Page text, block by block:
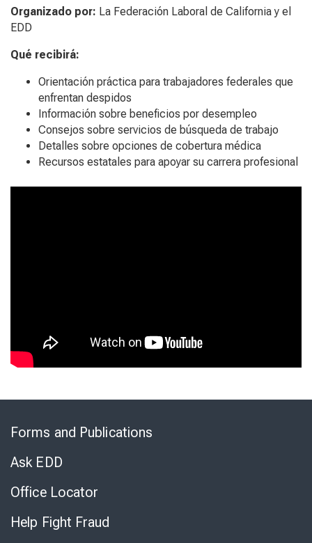
Organizado por: La Federación Laboral de California y el
EDD
Qué recibirá:
Orientación práctica para trabajadores federales que
enfrentan despidos
Información sobre beneficios por desempleo
Consejos sobre servicios de búsqueda de trabajo
Detalles sobre opciones de cobertura médica
Recursos estatales para apoyar su carrera profesional
Forms and Publications
Ask EDD
Office Locator
Help Fight Fraud